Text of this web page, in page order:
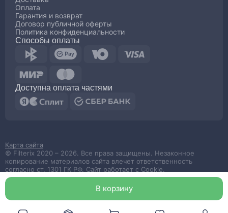
В корзину
Оплата
Гарантия и возврат
Договор публичной оферты
Политика конфиденциальности
Способы оплаты
Доступна оплата частями
© Filterix 2020 – 2026. Все права защищены. Незаконное
копирование материалов сайта влечет ответственность
согласно ст. 1301 ГК РФ. Сайт работает с Cookie.
Карта сайта
Made by